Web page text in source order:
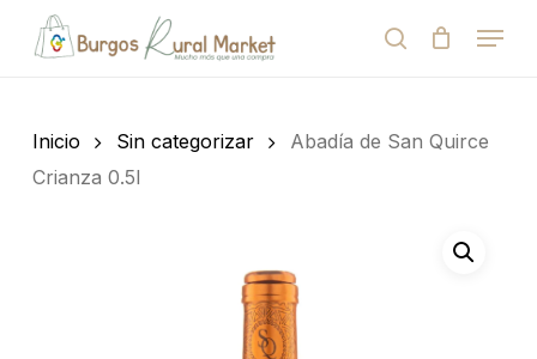
de
search
Menu
Cart
Inicio Sin categorizar
Abadía de San Quirce
Crianza 0.5l